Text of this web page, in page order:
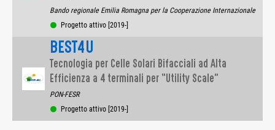
Bando regionale Emilia Romagna per la Cooperazione Internazionale
Progetto attivo [2019-]
BEST4U
Tecnologia per Celle Solari Bifacciali ad Alta
Efficienza a 4 terminali per “Utility Scale”
PON-FESR
Progetto attivo [2019-]